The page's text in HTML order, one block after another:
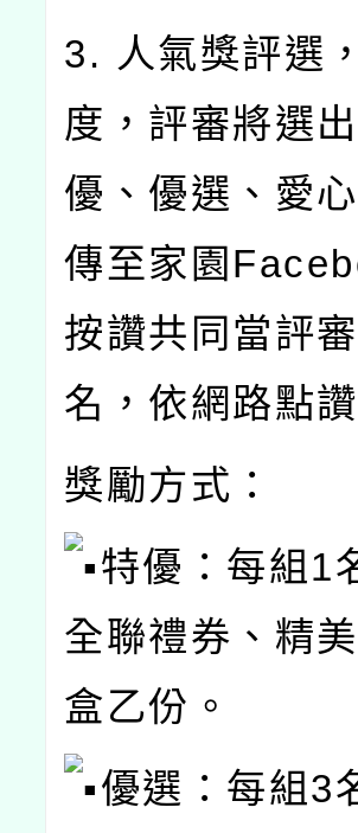
3. 人氣獎評選
度，評審將選
優、優選、愛
傳至家園
按讚共同當評
名，依網路點
獎勵方式：
特優：每組1
全聯禮券、精
盒乙份。
優選：每組3